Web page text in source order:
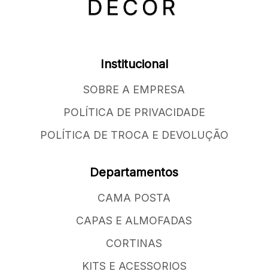
Institucional
SOBRE A EMPRESA
POLÍTICA DE PRIVACIDADE
POLÍTICA DE TROCA E DEVOLUÇÃO
Departamentos
CAMA POSTA
CAPAS E ALMOFADAS
CORTINAS
KITS E ACESSORIOS